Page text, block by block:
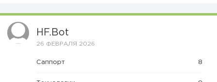
HF.bot
26 ФЕВРАЛЯ 2026
Саппорт 8